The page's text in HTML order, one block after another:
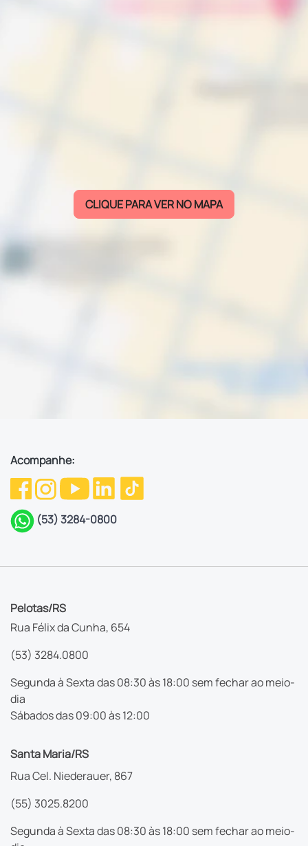
CLIQUE PARA VER NO MAPA
Acompanhe:
(53) 3284-0800
Pelotas/RS
Rua Félix da Cunha, 654
(53) 3284.0800
Segunda à Sexta das 08:30 às 18:00 sem fechar ao meio-
dia
Sábados das 09:00 às 12:00
Santa Maria/RS
Rua Cel. Niederauer, 867
(55) 3025.8200
Segunda à Sexta das 08:30 às 18:00 sem fechar ao meio-